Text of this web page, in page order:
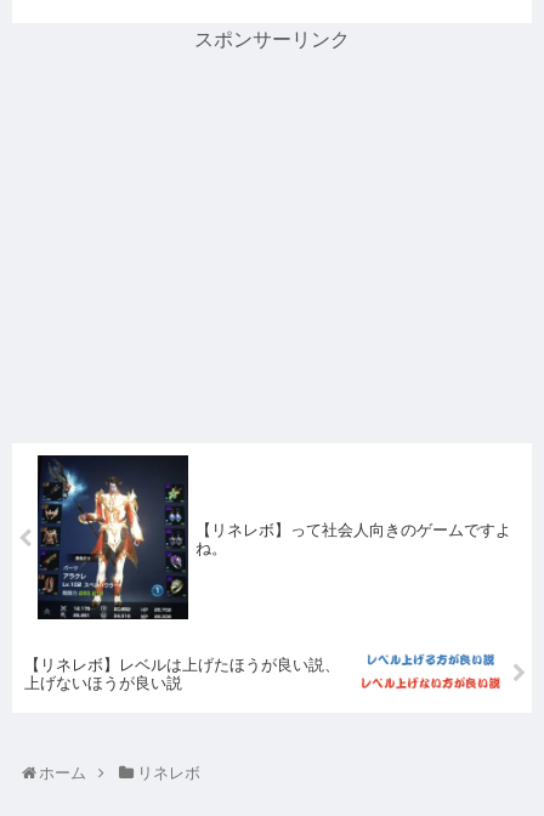
スポンサーリンク
【リネレボ】って社会人向きのゲームですよ
ね。
【リネレボ】レベルは上げたほうが良い説、
上げないほうが良い説
ホーム リネレボ